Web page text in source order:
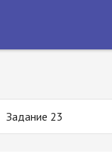
Задание 23